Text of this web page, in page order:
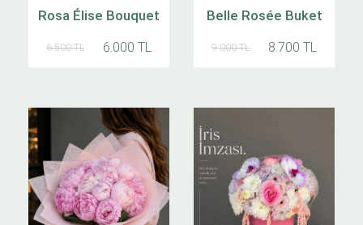
Rosa Élise Bouquet
6.500 TL 6.000 TL
Belle Rosée Buket
9.000 TL 8.700 TL